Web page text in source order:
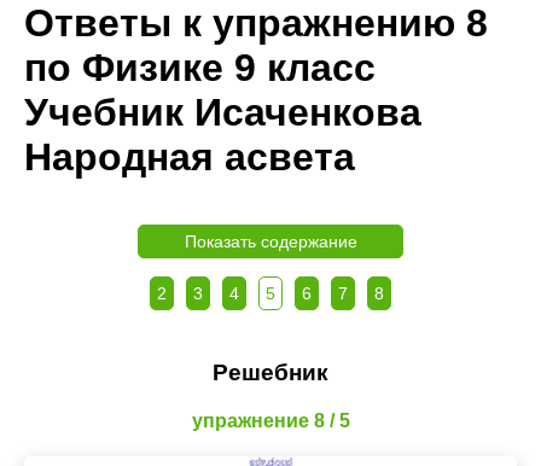
Ответы к упражнению 8
по Физике 9 класс
Учебник Исаченкова
Народная асвета
Показать содержание
2 3 4 5 6 7 8
Решебник
упражнение 8 / 5